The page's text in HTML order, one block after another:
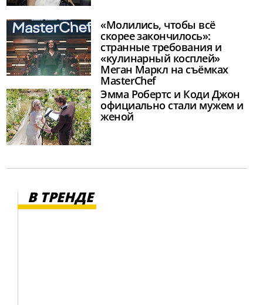
«Молились, чтобы всё
скорее закончилось»:
странные требования и
«кулинарный косплей»
Меган Маркл на съёмках
MasterChef
Эмма Робертс и Коди Джон
официально стали мужем и
женой
В ТРЕНДЕ